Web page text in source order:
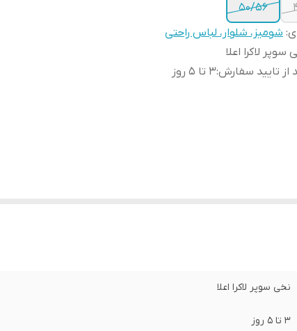
50/56
: شومیز، شلوار، لباس راحتی
سوپر لاکرا اعلا
از تایید سفارش:3 تا 5 روز
نخی سوپر لاکرا اعلا
3 تا 5 روز